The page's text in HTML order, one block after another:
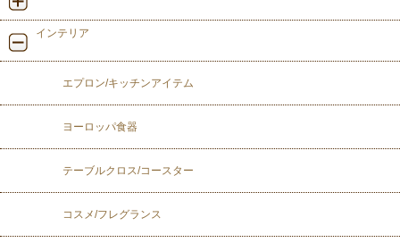
インテリア
エプロン/キッチンアイテム
ヨーロッパ食器
テーブルクロス/コースター
コスメ/フレグランス